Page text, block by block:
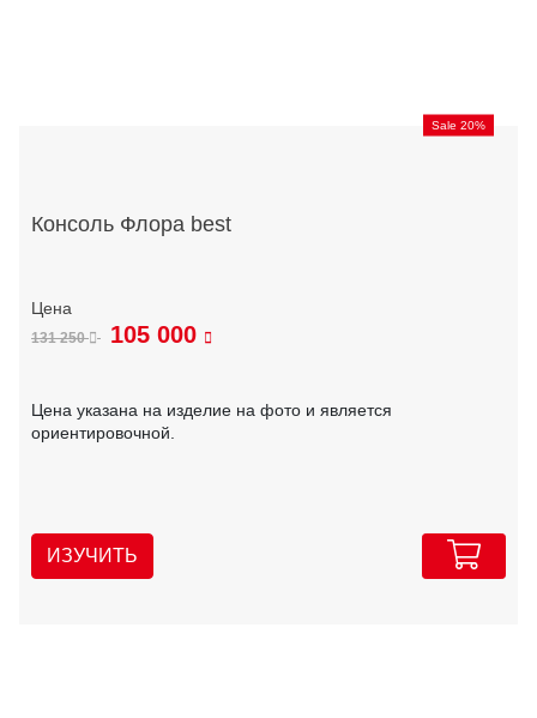
Sale 20%
Консоль Флора best
131 250 105 000
Цена указана на изделие на фото и является
ориентировочной.
ИЗУЧИТЬ